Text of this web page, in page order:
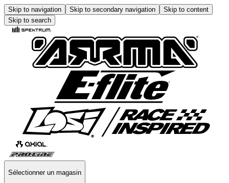
Skip to navigation Skip to secondary navigation
Skip to content
Skip to search
Sélectionner un magasin